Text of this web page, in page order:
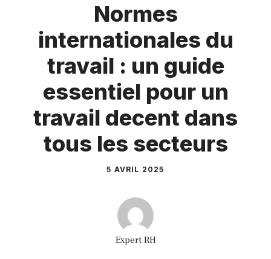
Normes
internationales du
travail : un guide
essentiel pour un
travail decent dans
tous les secteurs
5 AVRIL 2025
Expert RH